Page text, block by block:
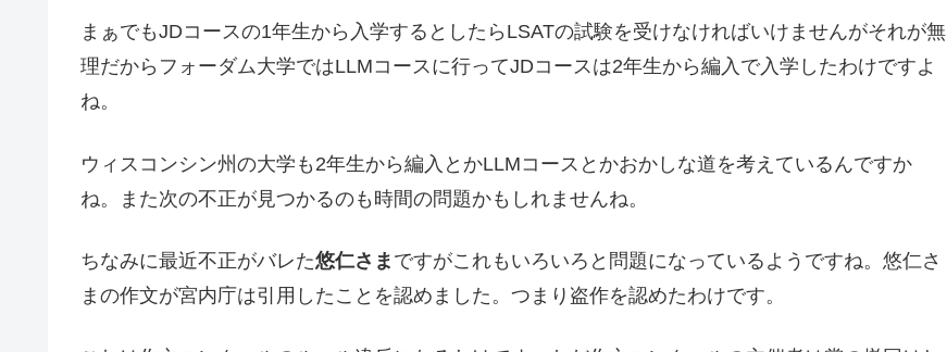
まぁでもJDコースの1年生から入学するとしたらLSATの試験を受けなければいけませんがそれが無
理だからフォーダム大学ではLLMコースに行ってJDコースは2年生から編入で入学したわけですよ
ね。
ウィスコンシン州の大学も2年生から編入とかLLMコースとかおかしな道を考えているんですか
ね。また次の不正が見つかるのも時間の問題かもしれませんね。
ちなみに最近不正がバレた悠仁さま ですがこれもいろいろと問題になっているようですね。悠仁さ
まの作文が宮内庁は引用したことを認めました。つまり盗作を認めたわけです。